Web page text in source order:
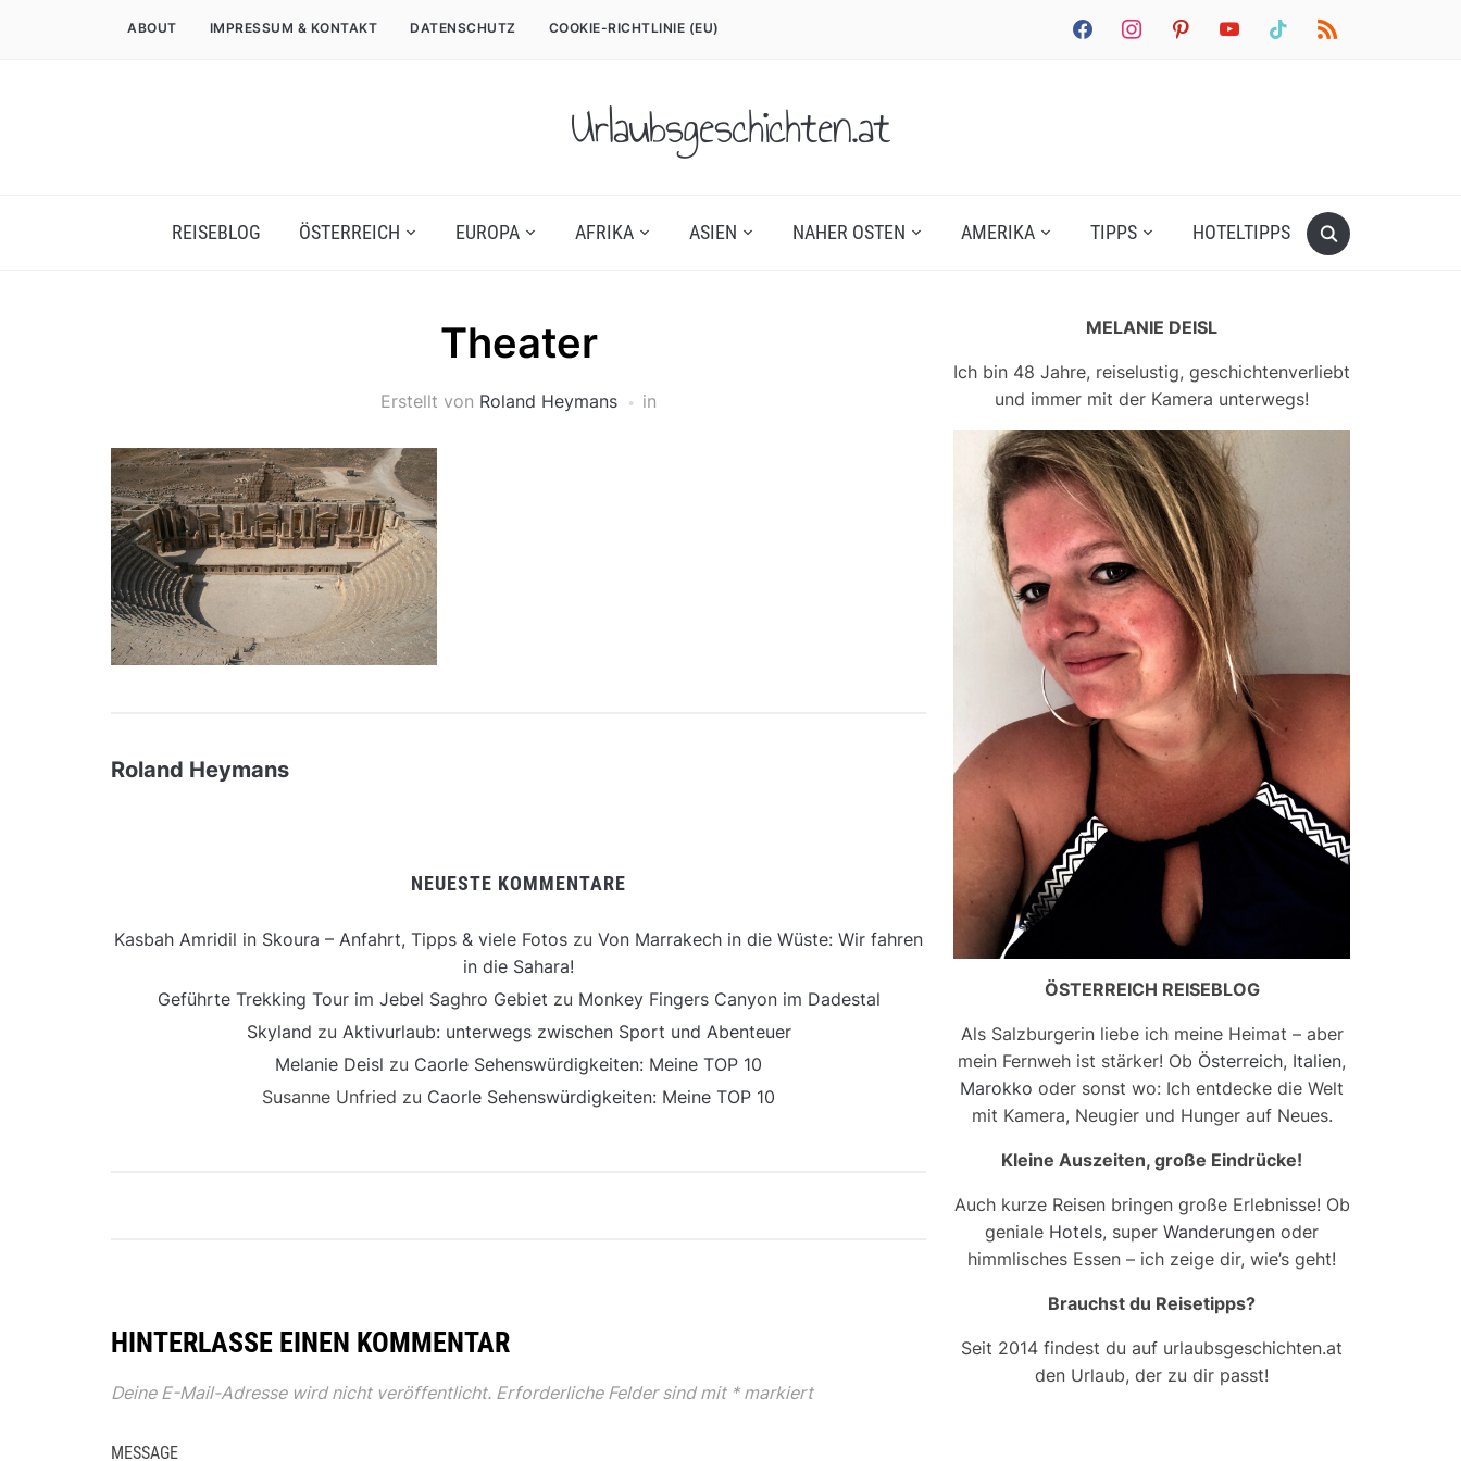
facebookinstagrampinterestyoutube tiktok rss
ABOUT IMPRESSUM & KONTAKT DATENSCHUTZ COOKIE-RICHTLINIE (EU)
Urlaubsgeschichten.at
REISEBLOG ÖSTERREICH EUROPA AFRIKA ASIEN NAHER OSTEN AMERIKA TIPPS HOTELTIPPS
Theater
Erstellt von Roland Heymans in
Roland Heymans
NEUESTE KOMMENTARE
Kasbah Amridil in Skoura – Anfahrt, Tipps & viele Fotos zu Von Marrakech in die Wüste: Wir fahren
in die Sahara!
Geführte Trekking Tour im Jebel Saghro Gebiet zu Monkey Fingers Canyon im Dadestal
Skyland zu Aktivurlaub: unterwegs zwischen Sport und Abenteuer
Melanie Deisl zu Caorle Sehenswürdigkeiten: Meine TOP 10
Susanne Unfried zu Caorle Sehenswürdigkeiten: Meine TOP 10
HINTERLASSE EINEN KOMMENTAR
Deine E-Mail-Adresse wird nicht veröffentlicht. Erforderliche Felder sind mit *markiert
MESSAGE
MELANIE DEISL
Ich bin 48 Jahre, reiselustig, geschichtenverliebt
und immer mit der Kamera unterwegs!
ÖSTERREICH REISEBLOG
Als Salzburgerin liebe ich meine Heimat – aber
mein Fernweh ist stärker! Ob Österreich, Italien,
Marokko oder sonst wo: Ich entdecke die Welt
mit Kamera, Neugier und Hunger auf Neues.
Kleine Auszeiten, große Eindrücke!
Auch kurze Reisen bringen große Erlebnisse! Ob
geniale Hotels, super Wanderungen oder
himmlisches Essen – ich zeige dir, wie’s geht!
Brauchst du Reisetipps?
Seit 2014 findest du auf urlaubsgeschichten.at
den Urlaub, der zu dir passt!